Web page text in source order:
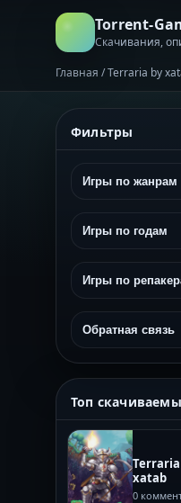
Torrent-
Скачивания,
Главная /Terraria by
Фильтры
Игры по жанрам
Игры по годам
Игры по
Обратная связь
Топ
Terraria
xatab
0